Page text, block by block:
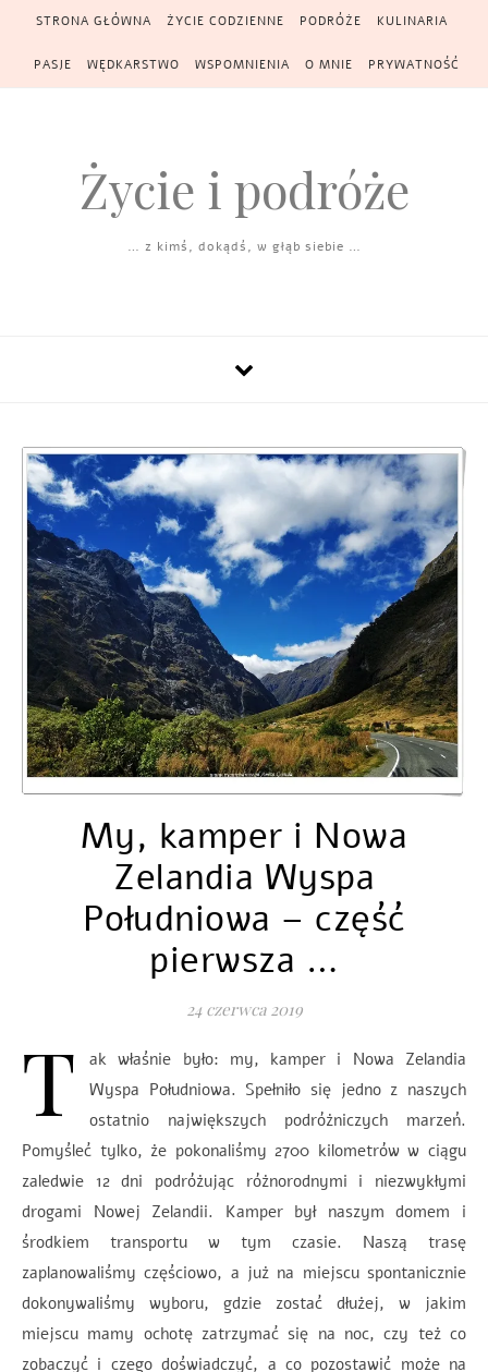
Skip to content
STRONA GŁÓWNA ŻYCIE CODZIENNE PODRÓŻE KULINARIA
PASJE WĘDKARSTWO WSPOMNIENIA O MNIE PRYWATNOŚĆ
Życie i podróże
… z kimś, dokądś, w głąb siebie …
My, kamper i Nowa
Zelandia Wyspa
Południowa – część
pierwsza …
24 czerwca 2019
T
ak właśnie było: my, kamper i Nowa Zelandia
Wyspa Południowa. Spełniło się jedno z naszych
ostatnio największych podróżniczych marzeń.
Pomyśleć tylko, że pokonaliśmy 2700 kilometrów w ciągu
zaledwie 12 dni podróżując różnorodnymi i niezwykłymi
drogami Nowej Zelandii. Kamper był naszym domem i
środkiem transportu w tym czasie. Naszą trasę
zaplanowaliśmy częściowo, a już na miejscu spontanicznie
dokonywaliśmy wyboru, gdzie zostać dłużej, w jakim
miejscu mamy ochotę zatrzymać się na noc, czy też co
zobaczyć i czego doświadczyć, a co pozostawić może na